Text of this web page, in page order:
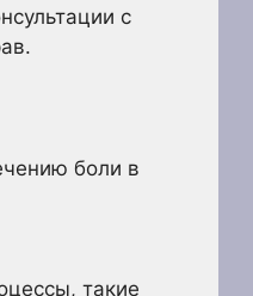
с
боли в
такие